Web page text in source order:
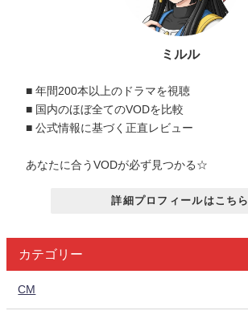
ミルル
■ 年間200本以上のドラマを視聴
■ 国内のほぼ全てのVODを比較
■ 公式情報に基づく正直レビュー
あなたに合うVODが必ず見つかる☆
詳細プロフィールはこちら
カテゴリー
CM